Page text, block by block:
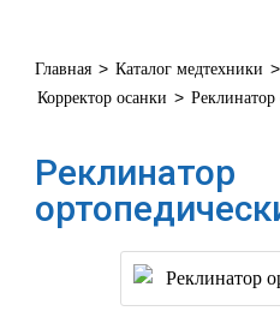
Главная > Каталог медтехники >
Корректор осанки >
Реклинатор